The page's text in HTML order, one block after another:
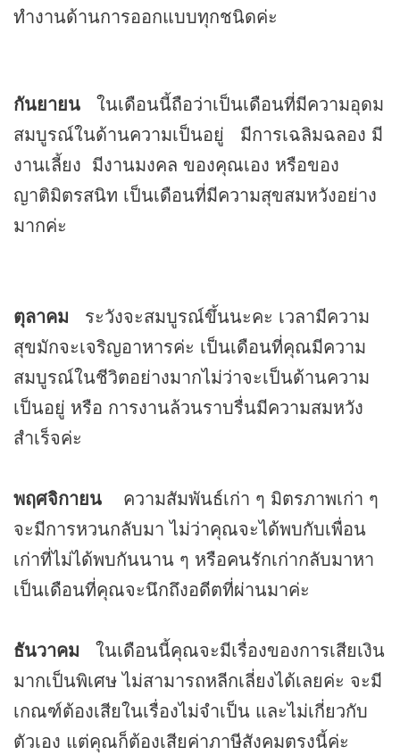
ทำงานด้านการออกแบบทุกชนิดค่ะ
กันยายน
ในเดือนนี้ถือว่าเป็นเดือนที่มีความอุดม
สมบูรณ์ในด้านความเป็นอยู่ มีการเฉลิมฉลอง มี
งานเลี้ยง มีงานมงคล ของคุณเอง หรือของ
ญาติมิตรสนิท เป็นเดือนที่มีความสุขสมหวังอย่าง
มากค่ะ
ตุลาคม ระวังจะสมบูรณ์ขึ้นนะคะ เวลามีความ
สุขมักจะเจริญอาหารค่ะ เป็นเดือนที่คุณมีความ
สมบูรณ์ในชีวิตอย่างมากไม่ว่าจะเป็นด้านความ
เป็นอยู่ หรือ การงานล้วนราบรื่นมีความสมหวัง
สำเร็จค่ะ
พฤศจิกายน ความสัมพันธ์เก่า ๆ มิตรภาพเก่า ๆ
จะมีการหวนกลับมา ไม่ว่าคุณจะได้พบกับเพื่อน
เก่าที่ไม่ได้พบกันนาน ๆ หรือคนรักเก่ากลับมาหา
เป็นเดือนที่คุณจะนึกถึงอดีตที่ผ่านมาค่ะ
ธันวาคม ในเดือนนี้คุณจะมีเรื่องของการเสียเงิน
มากเป็นพิเศษ ไม่สามารถหลีกเลี่ยงได้เลยค่ะ จะมี
เกณฑ์ต้องเสียในเรื่องไม่จำเป็น และไม่เกี่ยวกับ
ตัวเอง แต่คุณก็ต้องเสียค่าภาษีสังคมตรงนี้ค่ะ